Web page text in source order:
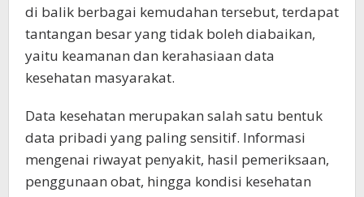
di balik berbagai kemudahan tersebut, terdapat
tantangan besar yang tidak boleh diabaikan,
yaitu keamanan dan kerahasiaan data
kesehatan masyarakat.
Data kesehatan merupakan salah satu bentuk
data pribadi yang paling sensitif. Informasi
mengenai riwayat penyakit, hasil pemeriksaan,
penggunaan obat, hingga kondisi kesehatan